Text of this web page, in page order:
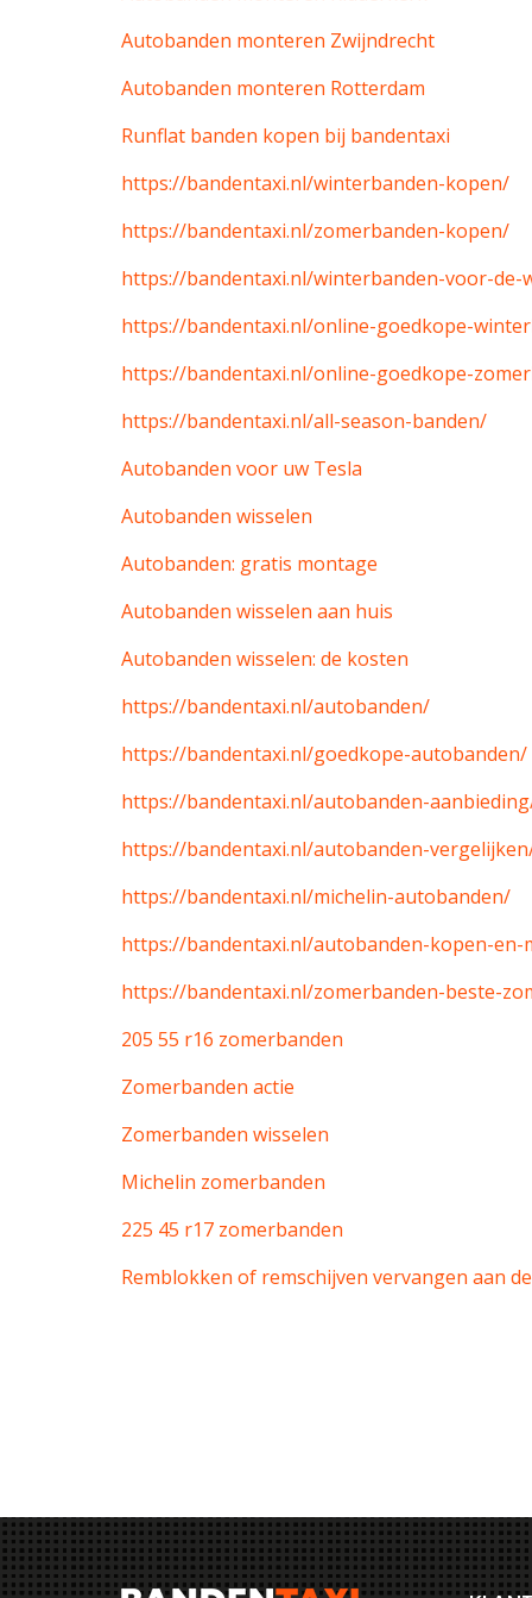
Autobanden monteren Zwijndrecht
Autobanden monteren Rotterdam
Runflat banden kopen bij bandentaxi
https://bandentaxi.nl/winterbanden-kopen/
https://bandentaxi.nl/zomerbanden-kopen/
https://bandentaxi.nl/winterbanden-voor-
https://bandentaxi.nl/online-goedkope-
https://bandentaxi.nl/online-goedkope-
https://bandentaxi.nl/all-season-banden/
Autobanden voor uw Tesla
Autobanden wisselen
Autobanden: gratis montage
Autobanden wisselen aan huis
Autobanden wisselen: de kosten
https://bandentaxi.nl/autobanden/
https://bandentaxi.nl/goedkope-autobanden/
https://bandentaxi.nl/autobanden-
https://bandentaxi.nl/autobanden-
https://bandentaxi.nl/michelin-autobanden/
https://bandentaxi.nl/autobanden-kopen-en-
https://bandentaxi.nl/zomerbanden-beste-
205 55 r16 zomerbanden
Zomerbanden actie
Zomerbanden wisselen
Michelin zomerbanden
225 45 r17 zomerbanden
Remblokken of remschijven vervangen aan